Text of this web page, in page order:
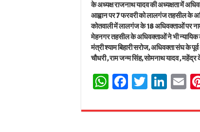
के अध्यक्ष राजनाथ यादव की अध्यक्षता में
आह्वान पर 7 फरवरी को लालगंज तहसील के
कोतवाली में लालगंज के 18 अधिवक्ताओं पर
मेहनगर तहसील के अधिवक्ताओं ने भी न्यायिक
मंत्री श्याम बिहारी सरोज, अधिवक्ता संघ के
चौधरी , राम जन्म सिंह, सोमनाथ यादव ,
W
ts
Fa
bo
T
tt
Li
ed
E